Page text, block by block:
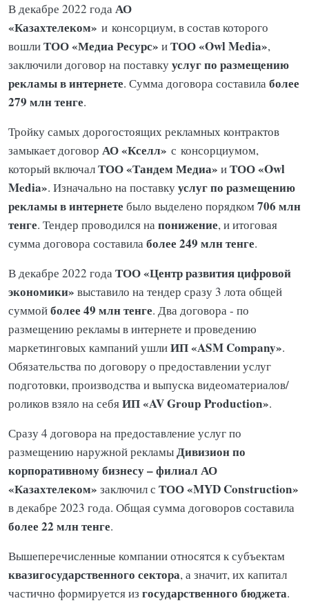
В декабре 2022 годаАО
«Казахтелеком» и консорциум, в состав которого
вошлиТОО «Медиа Ресурс» иТОО «Owl Media»,
заключили договор на поставкууслуг по размещению
рекламы в интернете. Сумма договора составилаболее
279 млн тенге.
Тройку самых дорогостоящих рекламных контрактов
замыкает договор АО «Кселл» с консорциумом,
который включалТОО «Тандем Медиа» иТОО «Owl
Media». Изначально на поставкууслуг по размещению
рекламы в интернете было выделено порядком706 млн
тенге. Тендер проводился напонижение, и итоговая
сумма договора составилаболее 249 млн тенге.
В декабре 2022 годаТОО «Центр развития цифровой
экономики» выставило на тендер сразу 3 лота общей
суммойболее 49 млн тенге. Два договора - по
размещению рекламы в интернете и проведению
маркетинговых кампаний ушлиИП «ASM Company».
Обязательства по договору о предоставлении услуг
подготовки, производства и выпуска видеоматериалов/
роликов взяло на себяИП «AV Group Production».
Сразу 4 договора на предоставление услуг по
размещению наружной рекламыДивизион по
корпоративному бизнесу – филиал АО
«Казахтелеком» заключил с ТОО «MYD Construction»
в декабре 2023 года. Общая сумма договоров составила
более 22 млн тенге.
Вышеперечисленные компании относятся к субъектам
квазигосударственного сектора, а значит, их капитал
частично формируется из государственного бюджета.